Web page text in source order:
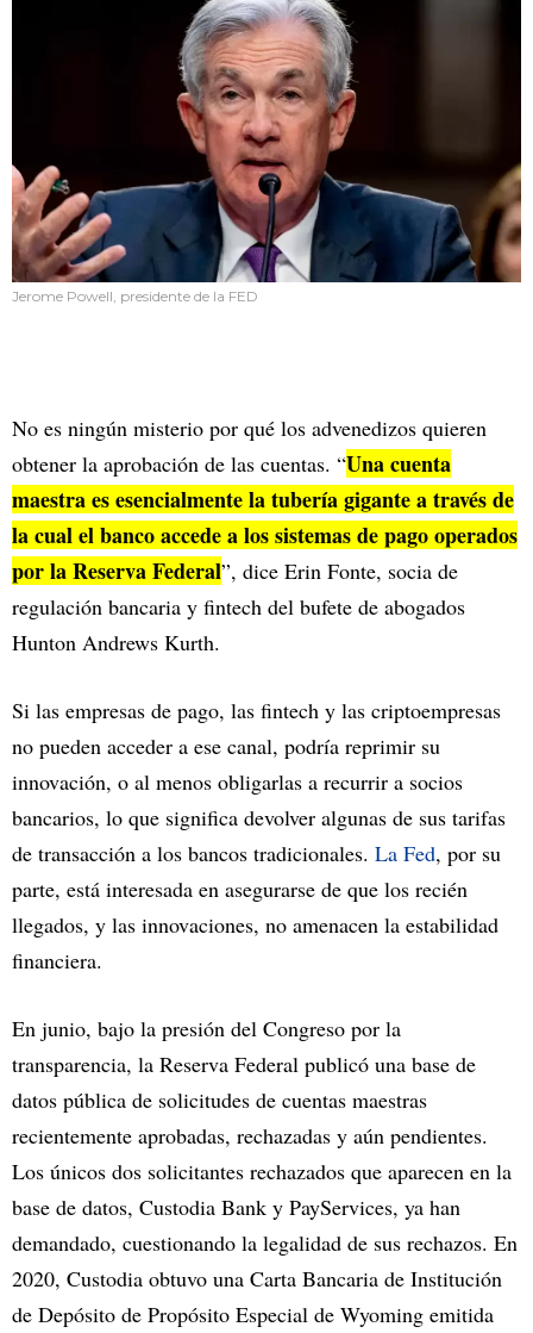
Jerome Powell, presidente de la FED
No es ningún misterio por qué los advenedizos quieren
obtener la aprobación de las cuentas. “Una cuenta
maestra es esencialmente la tubería gigante a través de
la cual el banco accede a los sistemas de pago operados
por la Reserva Federal”, dice Erin Fonte, socia de
regulación bancaria y fintech del bufete de abogados
Hunton Andrews Kurth.
Si las empresas de pago, las fintech y las criptoempresas
no pueden acceder a ese canal, podría reprimir su
innovación, o al menos obligarlas a recurrir a socios
bancarios, lo que significa devolver algunas de sus tarifas
de transacción a los bancos tradicionales. La Fed, por su
parte, está interesada en asegurarse de que los recién
llegados, y las innovaciones, no amenacen la estabilidad
financiera.
En junio, bajo la presión del Congreso por la
transparencia, la Reserva Federal publicó una base de
datos pública de solicitudes de cuentas maestras
recientemente aprobadas, rechazadas y aún pendientes.
Los únicos dos solicitantes rechazados que aparecen en la
base de datos, Custodia Bank y PayServices, ya han
demandado, cuestionando la legalidad de sus rechazos. En
2020, Custodia obtuvo una Carta Bancaria de Institución
de Depósito de Propósito Especial de Wyoming emitida